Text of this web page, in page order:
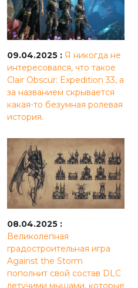
09.04.2025 : Я никогда не
интересовался, что такое
Clair Obscur: Expedition 33, а
за названием скрывается
какая-то безумная ролевая
история.
08.04.2025 :
Великолепная
градостроительная игра
Against the Storm
пополнит свой состав DLC
летучими мышами, которые